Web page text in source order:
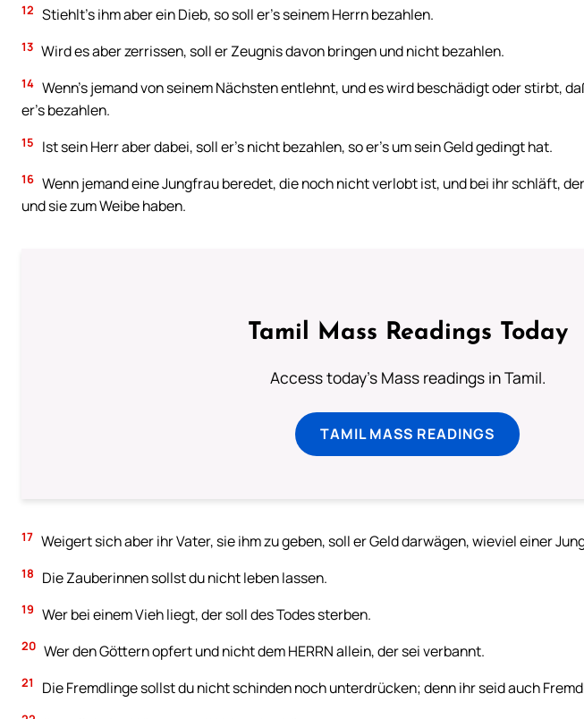
12 Stiehlt’s ihm aber ein Dieb, so soll er’s seinem Herrn bezahlen.
13 Wird es aber zerrissen, soll er Zeugnis davon bringen und nicht bezahlen.
14 Wenn’s jemand von seinem Nächsten entlehnt, und es wird beschädigt oder stirbt,
er’s bezahlen.
15 Ist sein Herr aber dabei, soll er’s nicht bezahlen, so er’s um sein Geld gedingt hat.
16 Wenn jemand eine Jungfrau beredet, die noch nicht verlobt ist, und bei ihr schläft,
und sie zum Weibe haben.
Tamil Mass Readings Today
Access today's Mass readings in Tamil.
TAMIL MASS READINGS
17 Weigert sich aber ihr Vater, sie ihm zu geben, soll er Geld darwägen, wieviel einer
18 Die Zauberinnen sollst du nicht leben lassen.
19 Wer bei einem Vieh liegt, der soll des Todes sterben.
20 Wer den Göttern opfert und nicht dem HERRN allein, der sei verbannt.
21 Die Fremdlinge sollst du nicht schinden noch unterdrücken; denn ihr seid auch